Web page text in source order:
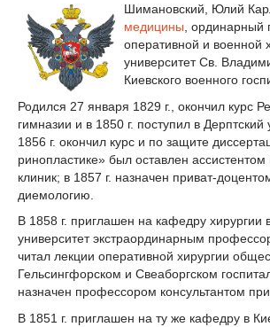
Шимановский, Юлий
медицины ,
оперативной и военной
университет Св.
Киевского военного
Родился 27 января 1829 г., окончил курс
гимназии и в 1850 г. поступил в Дерптский
1856 г. окончил курс и по защите
ринопластике» был оставлен ассистентом
клиник; в 1857 г. назначен приват-
диемологию.
В 1858 г. приглашен на кафедру хирургии
университет экстраординарным
читал лекции оперативной хирургии
Гельсингфорском и Свеаборгском
назначен профессором консультантом при
В 1851 г. приглашен на ту же кафедру в